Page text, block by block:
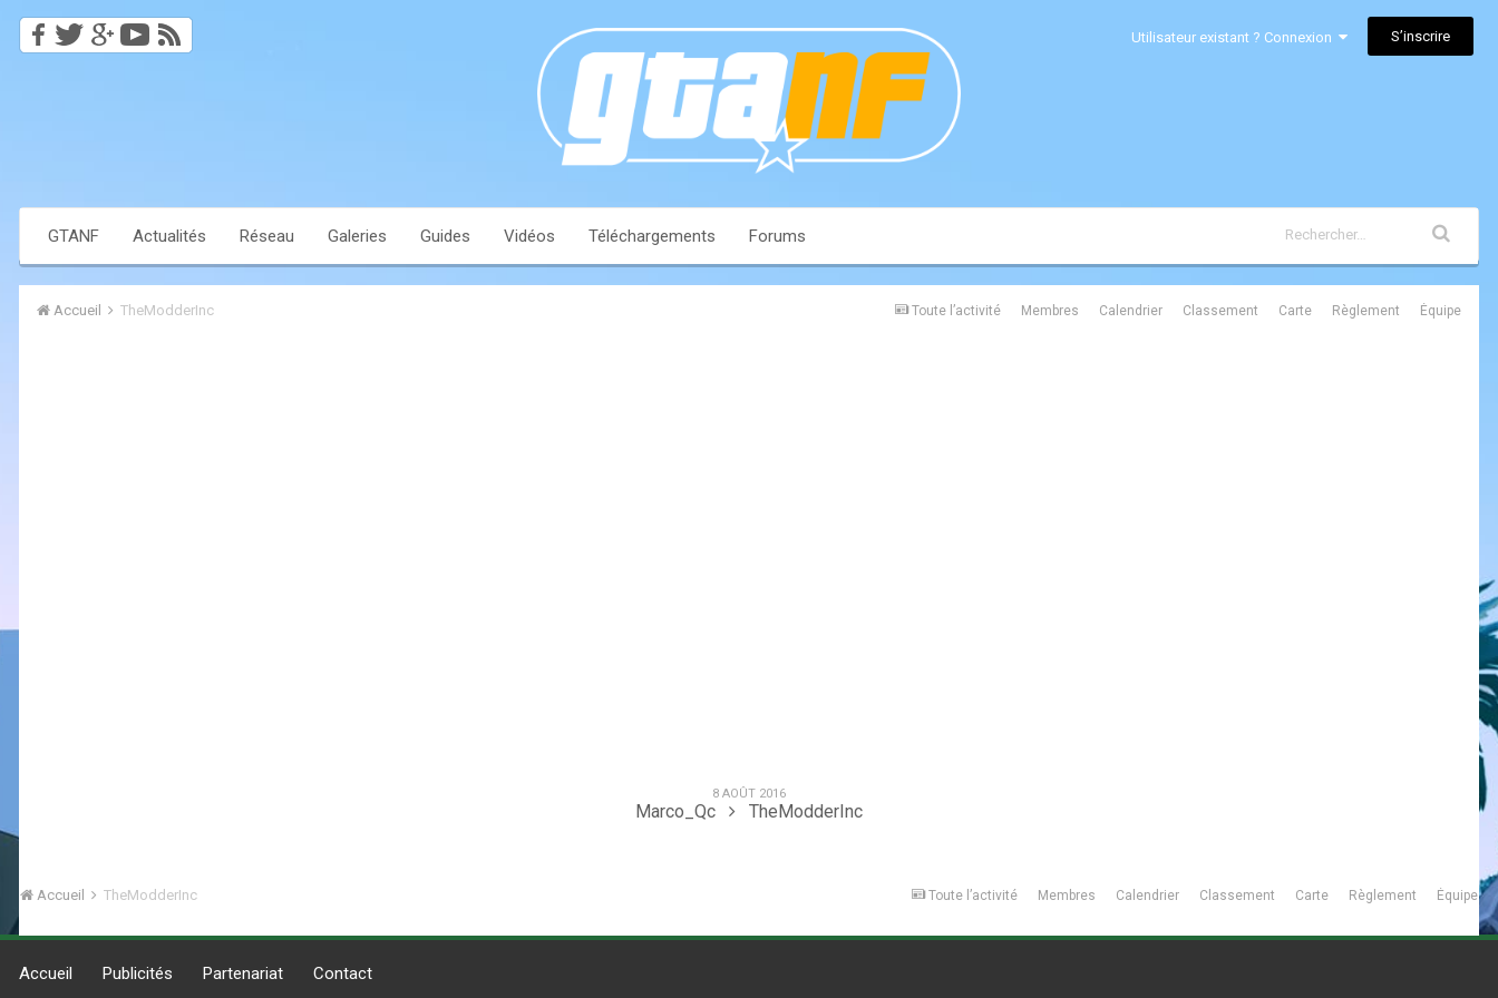
Utilisateur existant ? Connexion S’inscrire
GTANF Actualités Réseau Galeries Guides Vidéos Téléchargements Forums
Toute l’activité Membres Calendrier Classement Carte Règlement Équipe
Accueil TheModderInc
8 AOÛT 2016
Marco_Qc TheModderInc
Toute l’activité Membres Calendrier Classement Carte Règlement Équipe
Accueil TheModderInc
Accueil Publicités Partenariat Contact